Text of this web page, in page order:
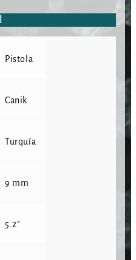
Pistola
Canik
Turquía
9 mm
5.2"